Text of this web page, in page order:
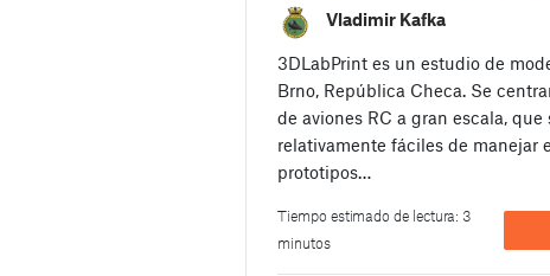
Vladimir Kafka
3DLabPrint es un estudio de
Brno, República Checa. Se
de aviones RC a gran escala,
relativamente fáciles de manejar
prototipos…
Tiempo estimado de lectura: 3
minutos